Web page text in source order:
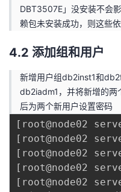
DBT3507E」没安装不会
赖包未安装成功，则这些依
4.2 添加组和用户
新增用户组db2inst1和
db2iadm1，并将新增的两
后为两个新用户设置密码
[ root@node02
[ root@node02
[ root@node02
[ root@node02
[ root@node02